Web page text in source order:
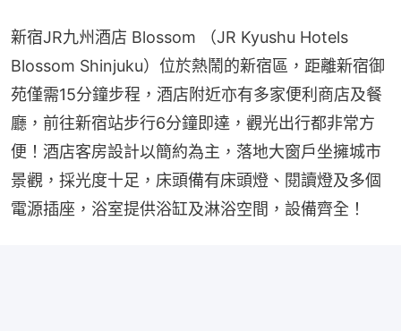
新宿JR九州酒店 Blossom （JR Kyushu Hotels
Blossom Shinjuku）位於熱鬧的新宿區，距離新宿御
苑僅需15分鐘步程，酒店附近亦有多家便利商店及餐
廳，前往新宿站步行6分鐘即達，觀光出行都非常方
便！酒店客房設計以簡約為主，落地大窗戶坐擁城市
景觀，採光度十足，床頭備有床頭燈、閱讀燈及多個
電源插座，浴室提供浴缸及淋浴空間，設備齊全！